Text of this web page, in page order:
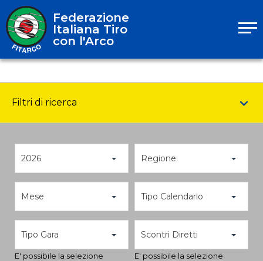
Federazione
Italiana Tiro
con l'Arco
Filtri di ricerca
2026 Regione
Mese Tipo Calendario
Tipo Gara
E' possibile la selezione
Scontri Diretti
E' possibile la selezione